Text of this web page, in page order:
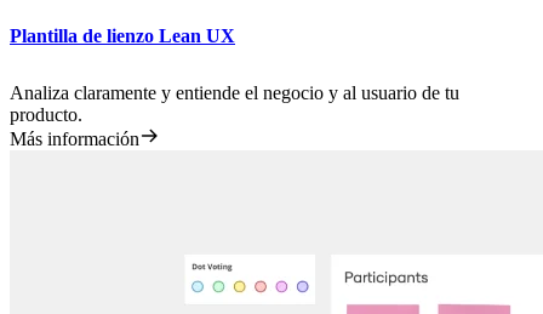
Plantilla de lienzo Lean UX
Analiza claramente y entiende el negocio y al usuario de tu
producto.
Más información